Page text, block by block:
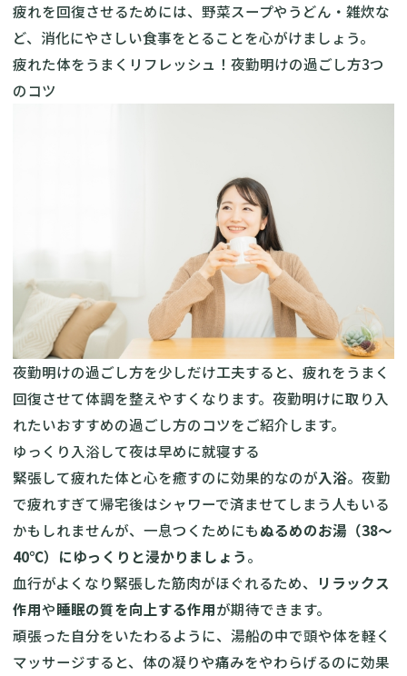
疲れを回復させるためには、野菜スープやうどん・雑炊な
ど、消化にやさしい食事をとることを心がけましょう。
疲れた体をうまくリフレッシュ！夜勤明けの過ごし方3つ
のコツ
夜勤明けの過ごし方を少しだけ工夫すると、疲れをうまく
回復させて体調を整えやすくなります。夜勤明けに取り入
れたいおすすめの過ごし方のコツをご紹介します。
ゆっくり入浴して夜は早めに就寝する
緊張して疲れた体と心を癒すのに効果的なのが入浴。夜勤
で疲れすぎて帰宅後はシャワーで済ませてしまう人もいる
かもしれませんが、一息つくためにもぬるめのお湯（38〜
40℃）にゆっくりと浸かりましょう。
血行がよくなり緊張した筋肉がほぐれるため、
リラックス
作用や睡眠の質を向上する作用が期待できます。
頑張った自分をいたわるように、湯船の中で頭や体を軽く
マッサージすると、体の凝りや痛みをやわらげるのに効果